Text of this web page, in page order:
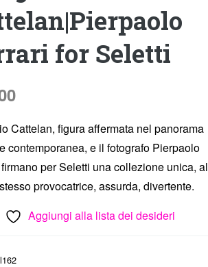
for Seletti
Cattelan, figura affermata nel panorama
contemporanea, e il fotografo Pierpaolo
per Seletti una collezione unica, al
provocatrice, assurda, divertente.
Aggiungi alla lista dei desideri